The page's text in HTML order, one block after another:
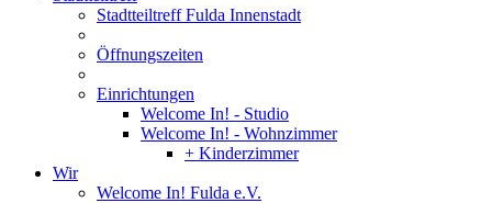
Stadtteiltreff Fulda Innenstadt
Öffnungszeiten
Einrichtungen
Welcome In! - Studio
Welcome In! - Wohnzimmer
+ Kinderzimmer
Wir
Welcome In! Fulda e.V.